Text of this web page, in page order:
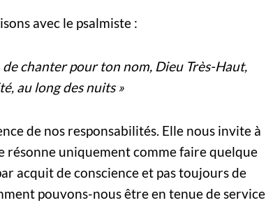
avec le psalmiste :
de chanter pour ton nom, Dieu Très-Haut,
au long des nuits »
de nos responsabilités. Elle nous invite à
résonne uniquement comme faire quelque
acquit de conscience et pas toujours de
pouvons-nous être en tenue de service